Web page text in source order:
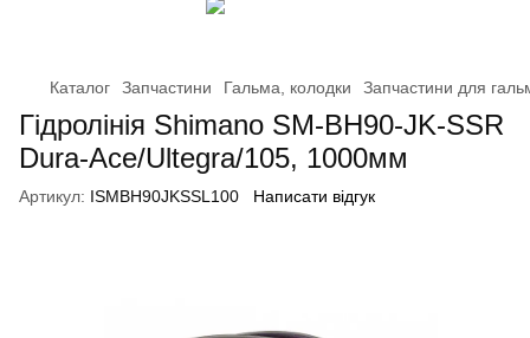
Каталог Запчастини Гальма, колодки Запчастини для
Гідролінія Shimano SM-BH90-JK-SSR
Dura-Ace/Ultegra/105, 1000мм
Артикул: ISMBH90JKSSL100 Написати відгук